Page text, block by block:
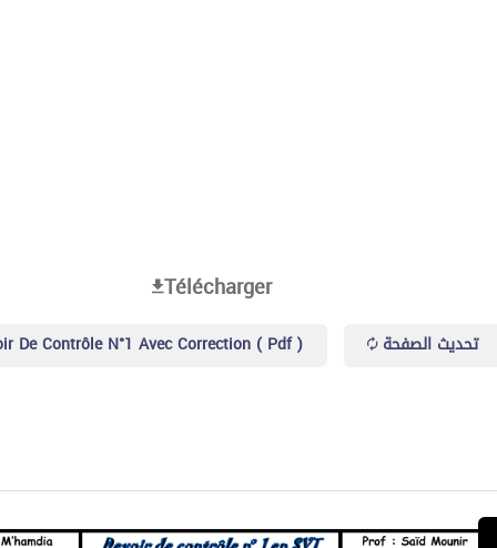
Télécharger
De Contrôle N°1 Avec Correction ( Pdf ) تحديث الصفحة